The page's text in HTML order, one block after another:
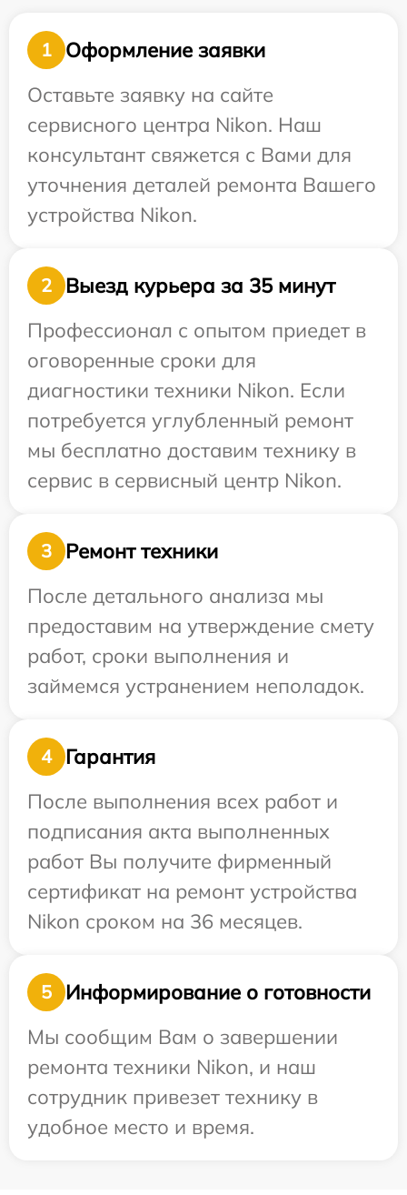
1
Оформление заявки
Оставьте заявку на сайте
сервисного центра Nikon. Наш
консультант свяжется с Вами для
уточнения деталей ремонта Вашего
устройства Nikon.
2
Выезд курьера за 35 минут
Профессионал с опытом приедет в
оговоренные сроки для
диагностики техники Nikon. Если
потребуется углубленный ремонт
мы бесплатно доставим технику в
сервис в сервисный центр Nikon.
3
Ремонт техники
После детального анализа мы
предоставим на утверждение смету
работ, сроки выполнения и
займемся устранением неполадок.
4
Гарантия
После выполнения всех работ и
подписания акта выполненных
работ Вы получите фирменный
сертификат на ремонт устройства
Nikon сроком на 36 месяцев.
5
Информирование о готовности
Мы сообщим Вам о завершении
ремонта техники Nikon, и наш
сотрудник привезет технику в
удобное место и время.